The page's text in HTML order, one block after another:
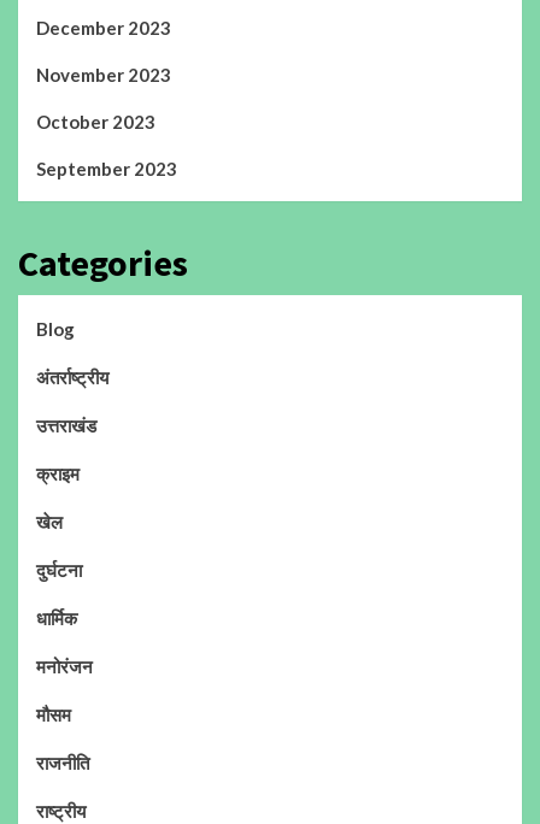
December 2023
November 2023
October 2023
September 2023
Categories
Blog
अंतर्राष्ट्रीय
उत्तराखंड
क्राइम
खेल
दुर्घटना
धार्मिक
मनोरंजन
मौसम
राजनीति
राष्ट्रीय